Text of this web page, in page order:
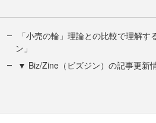
「小売の輪」理論との比較で理解す
ン」
▼ Biz/Zine（ビズジン）の記事更新